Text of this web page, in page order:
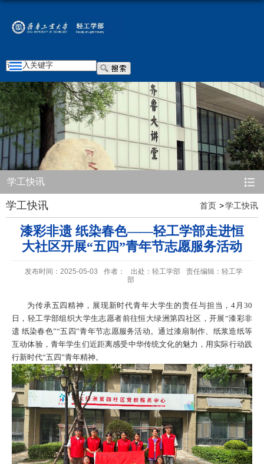
学工快讯
首页 学工快讯
学工快讯
漆彩非遗 纸染春色——轻工学部走进恒
大社区开展“五四”青年节志愿服务活动
发布时间：2025-05-03 作者： 出处：轻工学部
责任编辑：轻工学
部
为传承五四精神，展现新时代青年大学生的责任与担当，4月30
日，轻工学部组织大学生志愿者前往恒大绿洲第四社区，开展“漆彩非
遗 纸染春色”“五四”青年节志愿服务活动。通过漆扇制作、纸浆造纸等
互动体验，青年学生们近距离感受中华传统文化的魅力，用实际行动践
行新时代“五四”青年精神。